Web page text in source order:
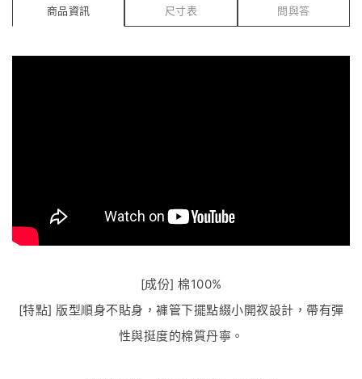
商品資訊 尺寸表 問與答
[成份] 棉100%
[特點] 版型順身不貼身，褲管下擺點綴小開衩設計，帶有彈
性與挺度的棉質丹寧。